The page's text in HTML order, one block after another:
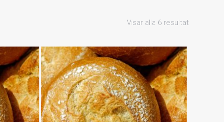
Visar alla 6 resultat